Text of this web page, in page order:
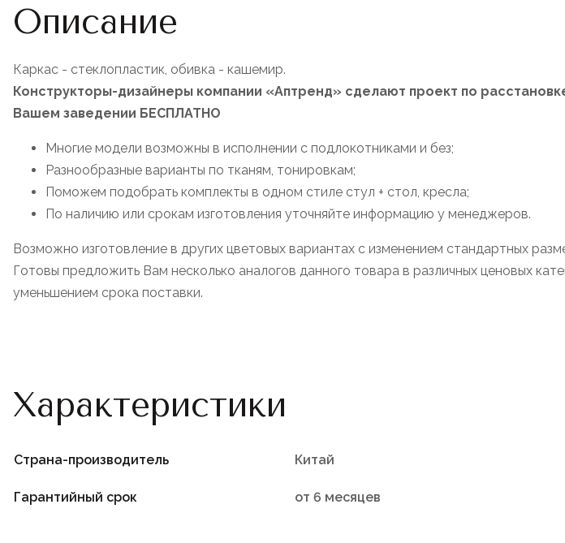
Описание
Каркас - стеклопластик, обивка - кашемир.
Конструкторы-дизайнеры компании «Аптренд» сделают проект по
Вашем заведении БЕСПЛАТНО
Многие модели возможны в исполнении с подлокотниками и без;
Разнообразные варианты по тканям, тонировкам;
Поможем подобрать комплекты в одном стиле стул + стол, кресла;
По наличию или срокам изготовления уточняйте информацию у менеджеров.
Возможно изготовление в других цветовых вариантах с изменением стандартных
Готовы предложить Вам несколько аналогов данного товара в различных ценовых
уменьшением срока поставки.
Характеристики
Страна-производитель Китай
Гарантийный срок от 6 месяцев